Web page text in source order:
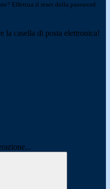
Effettua il reset della password
la casella di posta elettronica!